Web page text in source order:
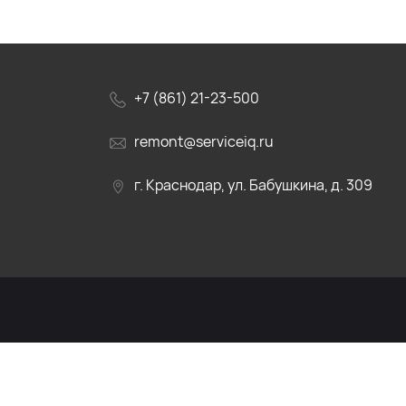
+7 (861) 21-23-500
remont@serviceiq.ru
г. Краснодар, ул. Бабушкина, д. 309